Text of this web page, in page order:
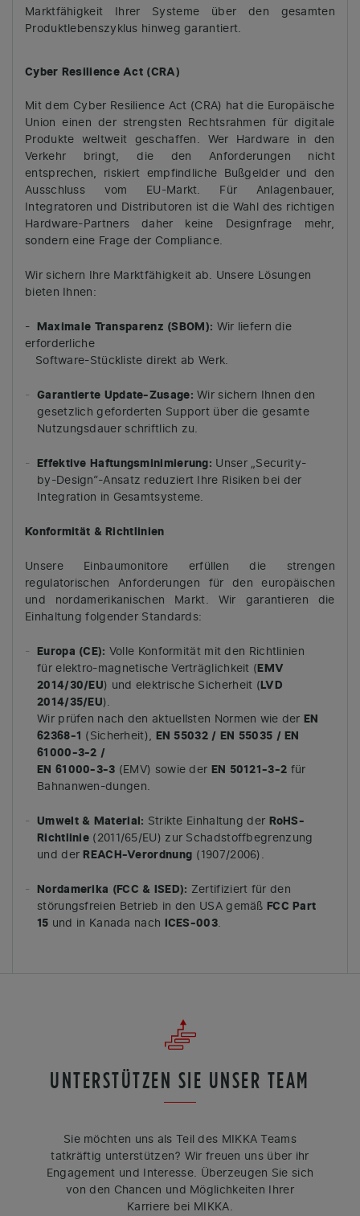
Marktfähigkeit Ihrer Systeme über den gesamten
Produktlebenszyklus hinweg garantiert.
Cyber Resilience Act (CRA)
Mit dem Cyber Resilience Act (CRA) hat die Europäische
Union einen der strengsten Rechtsrahmen für digitale
Produkte weltweit geschaffen. Wer Hardware in den
Verkehr bringt, die den Anforderungen nicht
entsprechen, riskiert empfindliche Bußgelder und den
Ausschluss vom EU-Markt. Für Anlagenbauer,
Integratoren und Distributoren ist die Wahl des richtigen
Hardware-Partners daher keine Designfrage mehr,
sondern eine Frage der Compliance.
Wir sichern Ihre Marktfähigkeit ab. Unsere Lösungen
bieten Ihnen:
- Maximale Transparenz (SBOM): Wir liefern die
erforderliche
Software-Stückliste direkt ab Werk.
Garantierte Update-Zusage: Wir sichern Ihnen den
gesetzlich geforderten Support über die gesamte
Nutzungsdauer schriftlich zu.
Effektive Haftungsminimierung: Unser „Security-
by-Design“-Ansatz reduziert Ihre Risiken bei der
Integration in Gesamtsysteme.
Konformität & Richtlinien
Unsere Einbaumonitore erfüllen die strengen
regulatorischen Anforderungen für den europäischen
und nordamerikanischen Markt. Wir garantieren die
Einhaltung folgender Standards:
Europa (CE): Volle Konformität mit den Richtlinien
für elektro-magnetische Verträglichkeit (EMV
2014/30/EU) und elektrische Sicherheit (LVD
2014/35/EU).
Wir prüfen nach den aktuellsten Normen wie derEN
62368-1 (Sicherheit), EN 55032 / EN 55035 / EN
61000-3-2 /
EN 61000-3-3 (EMV) sowie der EN 50121-3-2 für
Bahnanwen-dungen.
Umwelt & Material: Strikte Einhaltung der RoHS-
Richtlinie (2011/65/EU) zur Schadstoffbegrenzung
und derREACH-Verordnung (1907/2006).
Nordamerika (FCC & ISED): Zertifiziert für den
störungsfreien Betrieb in den USA gemäß FCC Part
15 und in Kanada nach ICES-003.
UNTERSTÜTZEN SIE UNSER TEAM
Sie möchten uns als Teil des MIKKA Teams
tatkräftig unterstützen? Wir freuen uns über ihr
Engagement und Interesse. Überzeugen Sie sich
von den Chancen und Möglichkeiten Ihrer
Karriere bei MIKKA.